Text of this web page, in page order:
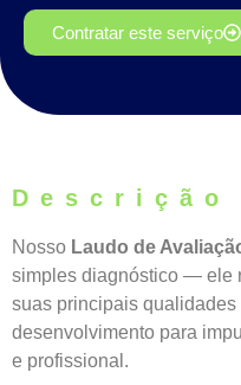
Contratar este serviço
Descrição
Nosso Laudo de
simples diagnóstico — ele
suas principais
desenvolvimento para
e profissional.